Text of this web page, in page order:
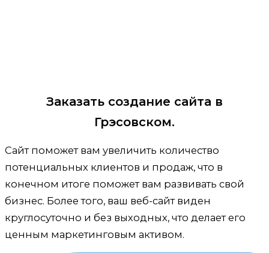
Заказать создание сайта в
Грэсовском.
Сайт поможет вам увеличить количество
потенциальных клиентов и продаж, что в
конечном итоге поможет вам развивать свой
бизнес. Более того, ваш веб-сайт виден
круглосуточно и без выходных, что делает его
ценным маркетинговым активом.